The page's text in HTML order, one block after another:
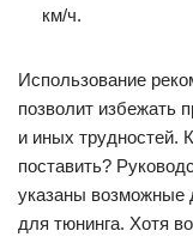
км/ч.
Использование
позволит избежать
и иных трудностей.
поставить?
указаны возможные
для тюнинга. Хотя